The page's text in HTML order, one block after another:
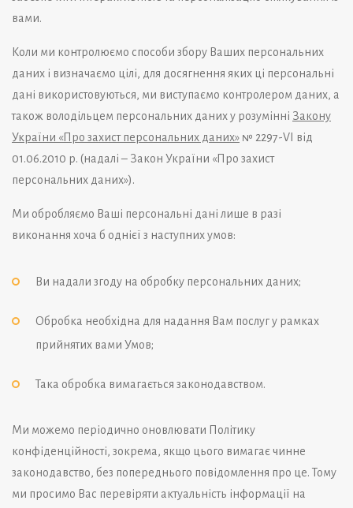
вами.
Коли ми контролюємо способи збору Ваших персональних
даних і визначаємо цілі, для досягнення яких ці персональні
дані використовуються, ми виступаємо контролером даних, а
також володільцем персональних даних у розумінні Закону
України «Про захист персональних даних» № 2297-VI від
01.06.2010 р. (надалі – Закон України «Про захист
персональних даних»).
Ми обробляємо Ваші персональні дані лише в разі
виконання хоча б однієї з наступних умов:
Ви надали згоду на обробку персональних даних;
Обробка необхідна для надання Вам послуг у рамках
прийнятих вами Умов;
Така обробка вимагається законодавством.
Ми можемо періодично оновлювати Політику
конфіденційності, зокрема, якщо цього вимагає чинне
законодавство, без попереднього повідомлення про це. Тому
ми просимо Вас перевіряти актуальність інформації на